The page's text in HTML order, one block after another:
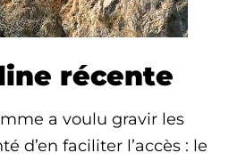
récente
a voulu gravir les
d’en faciliter l’accès : le